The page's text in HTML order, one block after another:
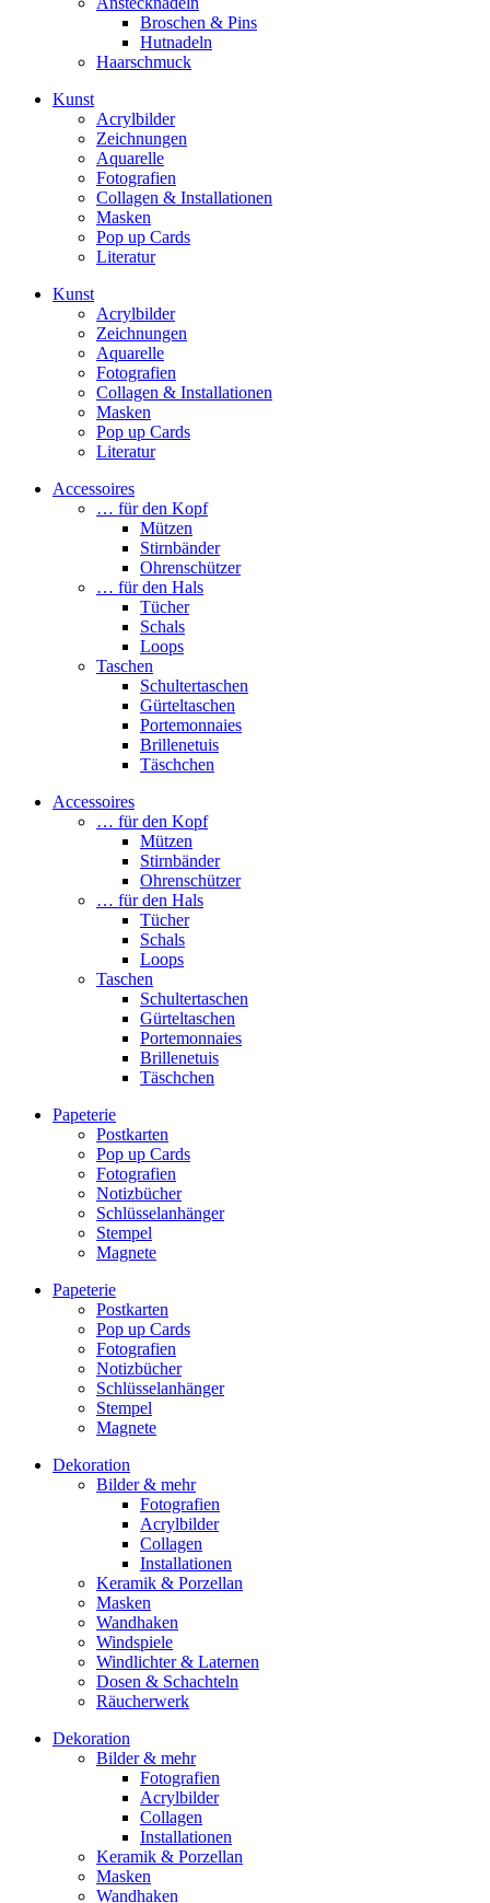
Broschen & Pins
Hutnadeln
Haarschmuck
Kunst
Acrylbilder
Zeichnungen
Aquarelle
Fotografien
Collagen & Installationen
Masken
Pop up Cards
Literatur
Kunst
Acrylbilder
Zeichnungen
Aquarelle
Fotografien
Collagen & Installationen
Masken
Pop up Cards
Literatur
Accessoires
… für den Kopf
Mützen
Stirnbänder
Ohrenschützer
… für den Hals
Tücher
Schals
Loops
Taschen
Schultertaschen
Gürteltaschen
Portemonnaies
Brillenetuis
Täschchen
Accessoires
… für den Kopf
Mützen
Stirnbänder
Ohrenschützer
… für den Hals
Tücher
Schals
Loops
Taschen
Schultertaschen
Gürteltaschen
Portemonnaies
Brillenetuis
Täschchen
Papeterie
Postkarten
Pop up Cards
Fotografien
Notizbücher
Schlüsselanhänger
Stempel
Magnete
Papeterie
Postkarten
Pop up Cards
Fotografien
Notizbücher
Schlüsselanhänger
Stempel
Magnete
Dekoration
Bilder & mehr
Fotografien
Acrylbilder
Collagen
Installationen
Keramik & Porzellan
Masken
Wandhaken
Windspiele
Windlichter & Laternen
Dosen & Schachteln
Räucherwerk
Dekoration
Bilder & mehr
Fotografien
Acrylbilder
Collagen
Installationen
Keramik & Porzellan
Masken
Wandhaken